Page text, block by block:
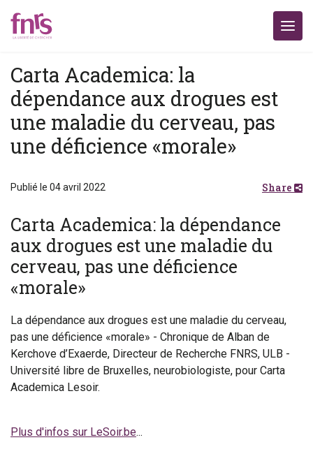
Carta Academica: la
dépendance aux drogues est
une maladie du cerveau, pas
une déficience «morale»
Publié le 04 avril 2022 Share
Carta Academica: la dépendance
aux drogues est une maladie du
cerveau, pas une déficience
«morale»
La dépendance aux drogues est une maladie du cerveau,
pas une déficience «morale» - Chronique de Alban de
Kerchove d’Exaerde, Directeur de Recherche FNRS, ULB -
Université libre de Bruxelles, neurobiologiste, pour Carta
Academica Lesoir.
Plus d'infos sur LeSoir.be...